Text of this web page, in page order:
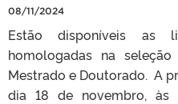
08/11/2024
Estão disponíveis as
homologadas na
Mestrado e Doutorado. A
dia 18 de novembro, às